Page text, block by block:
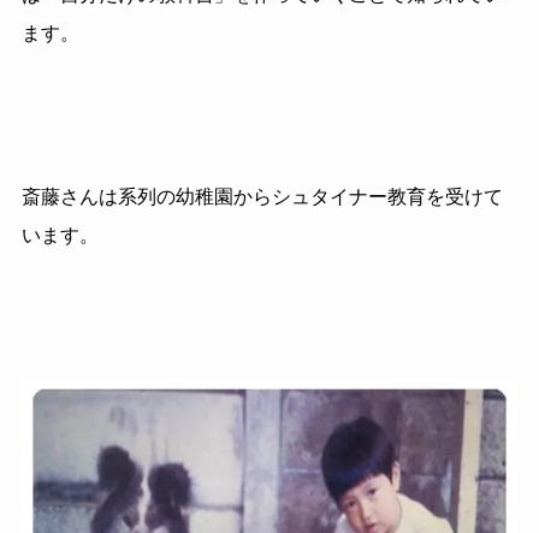
ます。
斎藤さんは系列の幼稚園からシュタイナー教育を受けて
います。